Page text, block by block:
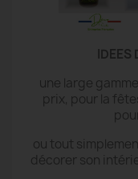
IDEES
une large
prix, pour la
ou tout
décorer son